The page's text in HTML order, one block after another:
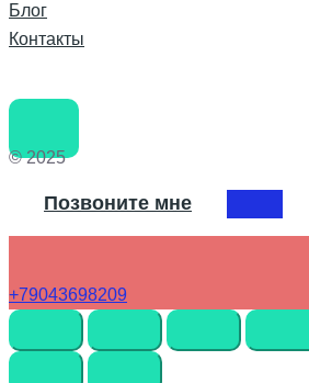
Блог
Контакты
© 2025
Позвоните мне
+79043698209